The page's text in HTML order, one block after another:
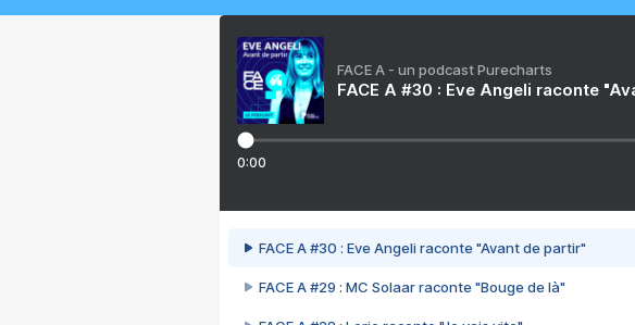
FACE A - un podcast Purecharts
FACE A #30 : Eve Angeli raconte
0:00
FACE A #30 : Eve Angeli raconte "Avant de partir"
FACE A #29 : MC Solaar raconte "Bouge de là"